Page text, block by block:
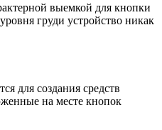
выемкой для кнопки
груди устройство никак
для создания средств
на месте кнопок